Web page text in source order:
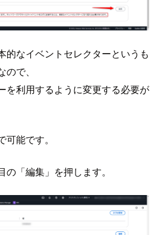
的なイベントセレクターというも
で、
を利用するように変更する必要が
能です。
「編集」を押します。